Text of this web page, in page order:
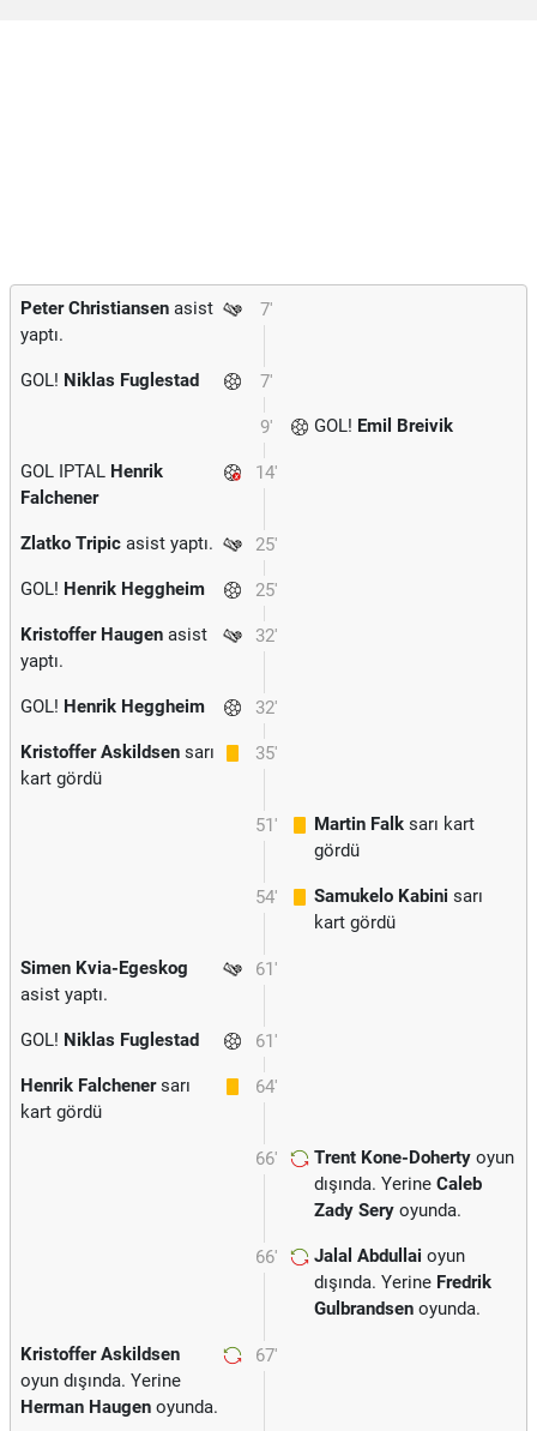
7'
Peter Christiansen asist
yaptı.
7'
GOL! Niklas Fuglestad
9' GOL! Emil Breivik
14'
GOL IPTAL Henrik
Falchener
25'
Zlatko Tripic asist yaptı.
25'
GOL! Henrik Heggheim
32'
Kristoffer Haugen asist
yaptı.
32'
GOL! Henrik Heggheim
35'
Kristoffer Askildsen sarı
kart gördü
51' Martin Falk sarı kart
gördü
54' Samukelo Kabini sarı
kart gördü
61'
Simen Kvia-Egeskog
asist yaptı.
61'
GOL! Niklas Fuglestad
64'
Henrik Falchenersarı
kart gördü
66' Trent Kone-Doherty oyun
dışında. Yerine Caleb
Zady Sery oyunda.
66' Jalal Abdullai oyun
dışında. Yerine Fredrik
Gulbrandsen oyunda.
67'
Kristoffer Askildsen
oyun dışında. Yerine
Herman Haugen oyunda.